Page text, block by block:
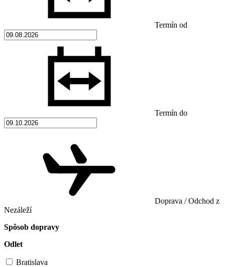
Termín od
Termín do
Doprava / Odchod z
Nezáleží
Spôsob dopravy
Odlet
Bratislava